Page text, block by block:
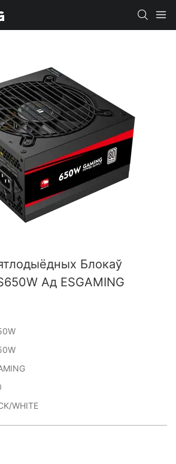
Блокаў
Ад ESGAMING
WHITE